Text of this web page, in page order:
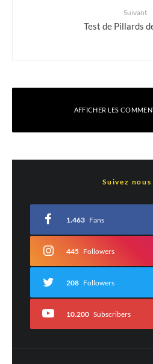
Suivant
Test de Pillards
AFFICHER LES
*
Commentaire*
Suivez nous
1.463 Fans
445 Followers
208 Followers
10.200 Subscribers